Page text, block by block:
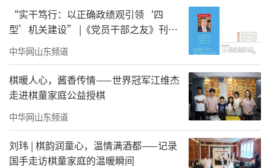
“实干笃行：以正确政绩观引领‘四
型’机关建设” |《党员干部之友》刊发
山艺党委书记徐梅署名文章
中华网山东频道
棋暖人心，酱香传情——世界冠军江维杰
走进棋童家庭公益授棋
中华网山东频道
刘玮 | 棋韵润童心，温情满酒都——记录
国手走访棋童家庭的温暖瞬间